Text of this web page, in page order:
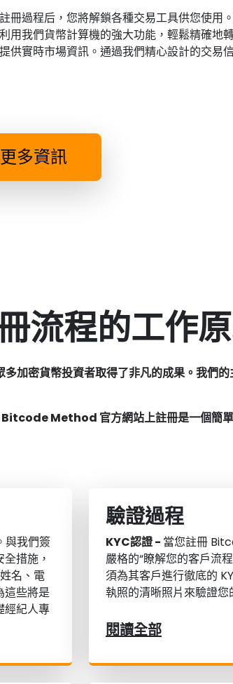
冊過程后，您將解鎖各種交易工具供您使用
用我們貨幣計算機的強大功能，輕鬆精確地
供實時市場資訊。通過我們精心設計的交易
多資訊
流程的工作
密貨幣投資者取得了非凡的成果。我們的
Method 官方網站上註冊是一個簡
與我們簽
措施，
名、電
這些將是
經紀人專
驗證過程
KYC認證 - 當您註冊
嚴格的“瞭解您的客戶流
須為其客戶進行徹底的
執照的清晰照片來驗證您
閱讀全部